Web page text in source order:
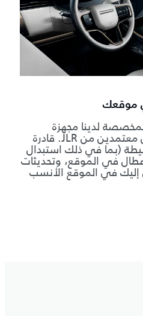
موقعك
لدينا مجهزة
بأدوات متخصصة وفنيين معتمدين من JLR. قادرة
(بما في ذلك استبدال
في الموقع، وتحديثات
إليك في الموقع الأنسب